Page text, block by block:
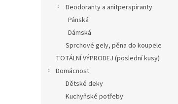
Deodoranty a anitperspiranty
Pánská
Dámská
Sprchové gely, pěna do koupele
TOTÁLNÍ VÝPRODEJ (poslední kusy)
Domácnost
Dětské deky
Kuchyňské potřeby